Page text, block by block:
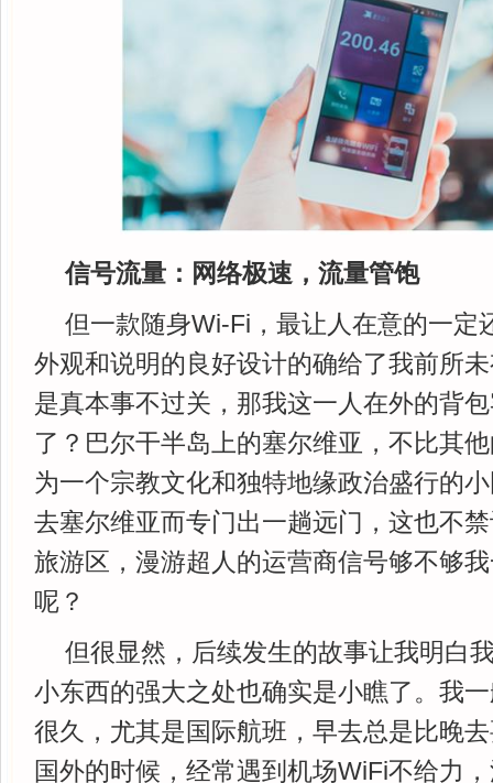
信号流量： 网络极速，流量管饱
但一款随身Wi-Fi，最让人在意的一定
外观和说明的良好设计的确给了我前所
是真本事不过关，那我这一人在外的背
了？巴尔干半岛上的塞尔维亚，不比其
为一个宗教文化和独特地缘政治盛行的
去塞尔维亚而专门出一趟远门，这也不
旅游区，漫游超人的运营商信号够不够
呢？
但很显然，后续发生的故事让我明白
小东西的强大之处也确实是小瞧了。我
很久，尤其是国际航班，早去总是比晚
国外的时候，经常遇到机场WiFi不给力